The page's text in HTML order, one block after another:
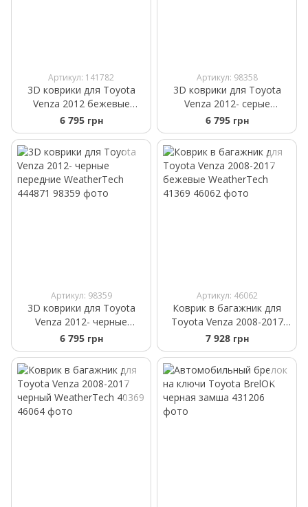
Артикул: 141782
3D коврики для Toyota
Venza 2012 бежевые
передние WeatherTech
454871
6 795 грн
Артикул: 98358
3D коврики для Toyota
Venza 2012- cерые
передние WeatherTech
464871
6 795 грн
Артикул: 98359
3D коврики для Toyota
Venza 2012- черные
передние WeatherTech
444871
6 795 грн
Артикул: 46062
Коврик в багажник для
Toyota Venza 2008-2017
бежевые WeatherTech
41369
7 928 грн